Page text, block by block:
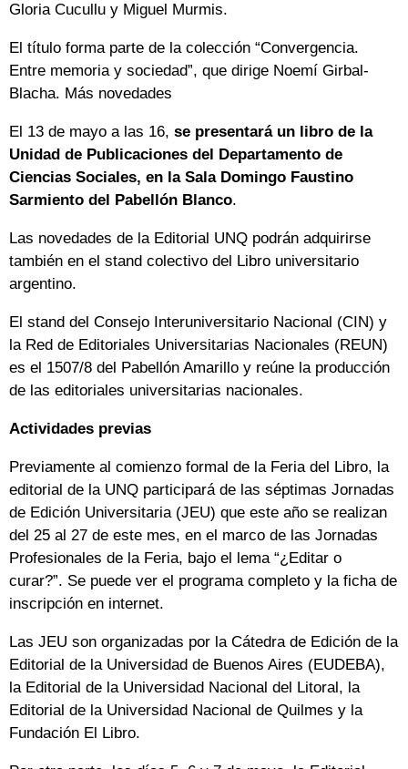
Gloria Cucullu y Miguel Murmis.
El título forma parte de la colección “Convergencia.
Entre memoria y sociedad”, que dirige Noemí Girbal-
Blacha. Más novedades
El 13 de mayo a las 16, se presentará un libro de la
Unidad de Publicaciones del Departamento de
Ciencias Sociales, en la Sala Domingo Faustino
Sarmiento del Pabellón Blanco.
Las novedades de la Editorial UNQ podrán adquirirse
también en el stand colectivo del Libro universitario
argentino.
El stand del Consejo Interuniversitario Nacional (CIN) y
la Red de Editoriales Universitarias Nacionales (REUN)
es el 1507/8 del Pabellón Amarillo y reúne la producción
de las editoriales universitarias nacionales.
Actividades previas
Previamente al comienzo formal de la Feria del Libro, la
editorial de la UNQ participará de las séptimas Jornadas
de Edición Universitaria (JEU) que este año se realizan
del 25 al 27 de este mes, en el marco de las Jornadas
Profesionales de la Feria, bajo el lema “¿Editar o
curar?”. Se puede ver el programa completo y la ficha de
inscripción en internet.
Las JEU son organizadas por la Cátedra de Edición de la
Editorial de la Universidad de Buenos Aires (EUDEBA),
la Editorial de la Universidad Nacional del Litoral, la
Editorial de la Universidad Nacional de Quilmes y la
Fundación El Libro.